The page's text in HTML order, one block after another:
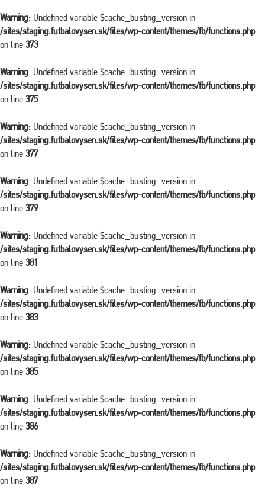
Warning: Undefined variable $cache_busting_version in
/sites/staging.futbalovysen.sk/files/wp-content/themes/fb/functions.php
on line 373
Warning: Undefined variable $cache_busting_version in
/sites/staging.futbalovysen.sk/files/wp-content/themes/fb/functions.php
on line 375
Warning: Undefined variable $cache_busting_version in
/sites/staging.futbalovysen.sk/files/wp-content/themes/fb/functions.php
on line 377
Warning: Undefined variable $cache_busting_version in
/sites/staging.futbalovysen.sk/files/wp-content/themes/fb/functions.php
on line 379
Warning: Undefined variable $cache_busting_version in
/sites/staging.futbalovysen.sk/files/wp-content/themes/fb/functions.php
on line 381
Warning: Undefined variable $cache_busting_version in
/sites/staging.futbalovysen.sk/files/wp-content/themes/fb/functions.php
on line 383
Warning: Undefined variable $cache_busting_version in
/sites/staging.futbalovysen.sk/files/wp-content/themes/fb/functions.php
on line 385
Warning: Undefined variable $cache_busting_version in
/sites/staging.futbalovysen.sk/files/wp-content/themes/fb/functions.php
on line 386
Warning: Undefined variable $cache_busting_version in
/sites/staging.futbalovysen.sk/files/wp-content/themes/fb/functions.php
on line 387